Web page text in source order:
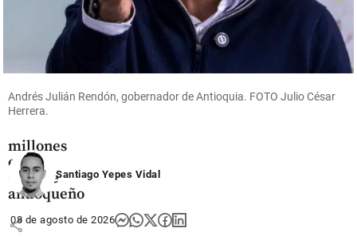
Antioqueño
Flores que
cruzan el
cielo: así
negocio
que mueve
millones
en el
Oriente
antioqueño
share
Andrés Julián Rendón, gobernador de Antioquia. FOTO Julio César
Herrera.
Santiago Yepes Vidal
08 de agosto de 2026